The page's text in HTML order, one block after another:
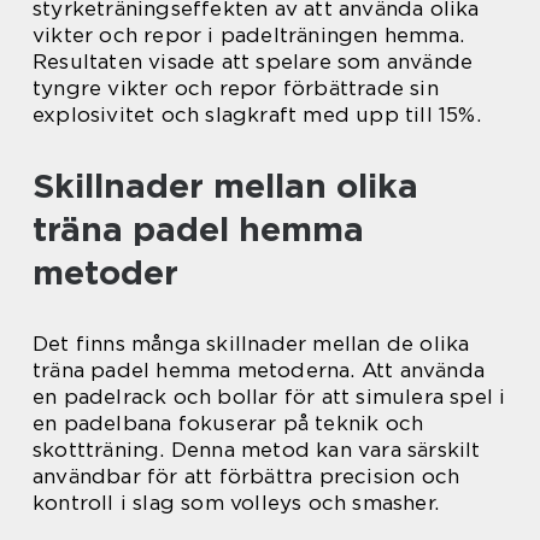
styrketräningseffekten av att använda olika
vikter och repor i padelträningen hemma.
Resultaten visade att spelare som använde
tyngre vikter och repor förbättrade sin
explosivitet och slagkraft med upp till 15%.
Skillnader mellan olika
träna padel hemma
metoder
Det finns många skillnader mellan de olika
träna padel hemma metoderna. Att använda
en padelrack och bollar för att simulera spel i
en padelbana fokuserar på teknik och
skottträning. Denna metod kan vara särskilt
användbar för att förbättra precision och
kontroll i slag som volleys och smasher.